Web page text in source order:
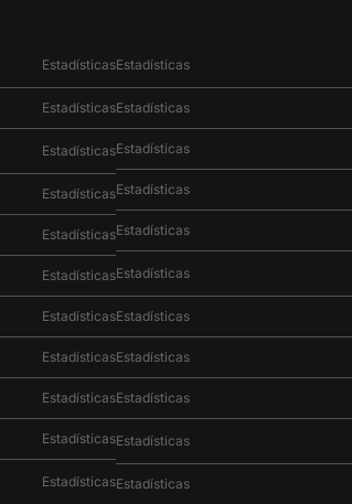
Estadísticas
Estadísticas
Estadísticas
Estadísticas
Estadísticas
Estadísticas
Estadísticas
Estadísticas
Estadísticas
Estadísticas
Estadísticas
Estadísticas
Estadísticas
Estadísticas
Estadísticas
Estadísticas
Estadísticas
Estadísticas
Estadísticas
Estadísticas
Estadísticas
Estadísticas